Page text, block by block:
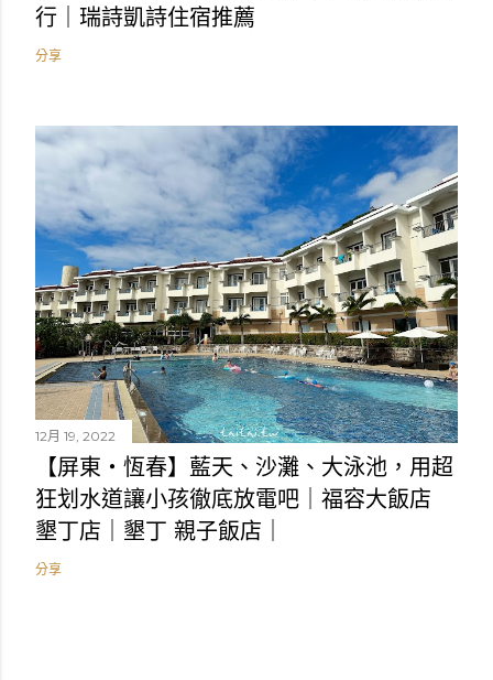
行｜瑞詩凱詩住宿推薦
分享
12月 19, 2022
【屏東・恆春】藍天、沙灘、大泳池，用超
狂划水道讓小孩徹底放電吧｜福容大飯店
墾丁店｜墾丁 親子飯店｜
分享